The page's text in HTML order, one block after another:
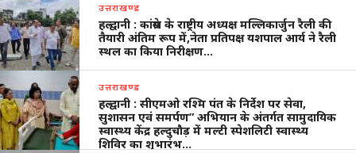
उत्तराखण्ड
हल्द्वानी : कांग्रेस के राष्ट्रीय अध्यक्ष मल्लिकार्जुन रैली की
तैयारी अंतिम रूप में,नेता प्रतिपक्ष यशपाल आर्य ने रैली
स्थल का किया निरीक्षण…
उत्तराखण्ड
हल्द्वानी : सीएमओ रश्मि पंत के निर्देश पर सेवा,
सुशासन एवं समर्पण” अभियान के अंतर्गत सामुदायिक
स्वास्थ्य केंद्र हल्दुचौड़ में मल्टी स्पेशलिटी स्वास्थ्य
शिविर का शुभारंभ…